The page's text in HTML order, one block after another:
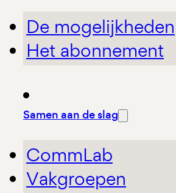
De mogelijkheden
Het abonnement
Samen aan de slag
CommLab
Vakgroepen